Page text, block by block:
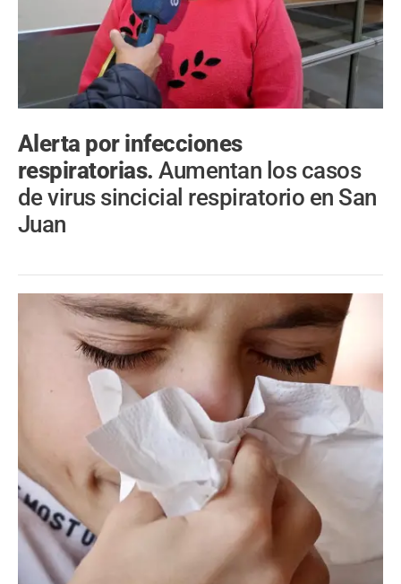
Alerta por infecciones
respiratorias.Aumentan los casos
de virus sincicial respiratorio en San
Juan